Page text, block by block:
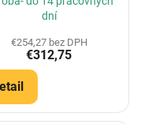
dní
€254,27 bez DPH
€312,75